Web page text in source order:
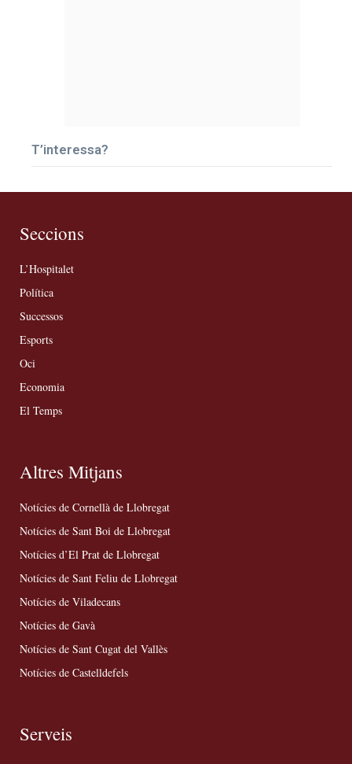
T’interessa?
Seccions
L’Hospitalet
Política
Successos
Esports
Oci
Economia
El Temps
Altres Mitjans
Notícies de Cornellà de Llobregat
Notícies de Sant Boi de Llobregat
Notícies d’El Prat de Llobregat
Notícies de Sant Feliu de Llobregat
Notícies de Viladecans
Notícies de Gavà
Notícies de Sant Cugat del Vallès
Notícies de Castelldefels
Serveis